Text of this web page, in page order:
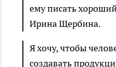
ему писать
Ирина Щербина.
Я хочу, чтобы
создавать